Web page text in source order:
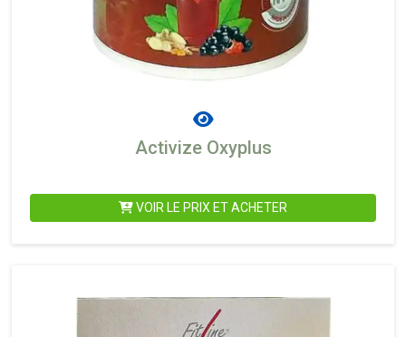
Activize Oxyplus
VOIR LE PRIX ET ACHETER